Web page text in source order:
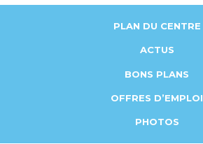
PLAN DU CENTRE
ACTUS
BONS PLANS
OFFRES D’EMPLOI
PHOTOS